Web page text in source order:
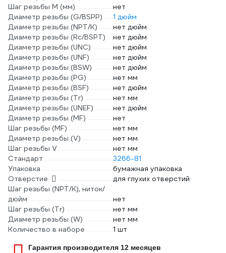
Шаг резьбы М (мм)
нет
Диаметр резьбы (G/BSPP)
1 дюйм
Диаметр резьбы (NPT/K)
нет дюйм
Диаметр резьбы (Rc/BSPT)
нет дюйм
Диаметр резьбы (UNC)
нет дюйм
Диаметр резьбы (UNF)
нет дюйм
Диаметр резьбы (BSW)
нет дюйм
Диаметр резьбы (PG)
нет мм
Диаметр резьбы (BSF)
нет дюйм
Диаметр резьбы (Tr)
нет мм
Диаметр резьбы (UNEF)
нет дюйм
Диаметр резьбы (MF)
нет
Шаг резьбы (MF)
нет мм
Диаметр резьбы (V)
нет мм
Шаг резьбы V
нет мм
Стандарт
3266-81
Упаковка
бумажная упаковка
Отверстие
для глухих отверстий
Шаг резьбы (NPT/K), ниток/
дюйм
нет
Шаг резьбы (Tr)
нет мм
Диаметр резьбы (W)
нет мм
Количество в наборе
1 шт
Гарантия производителя 12 месяцев